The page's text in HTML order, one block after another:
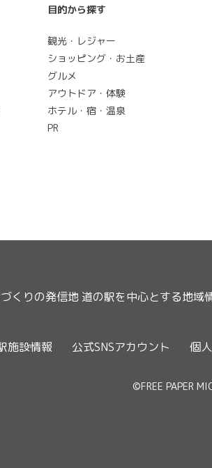
目的から探す
観光・レジャー
ショッピング・お土産
グルメ
アウトドア・体験
ホテル・宿・温泉
PR
くりの発信地 道の駅を中心とする地域
施設情報 公式SNSアカウント 個
©FREE PAPER